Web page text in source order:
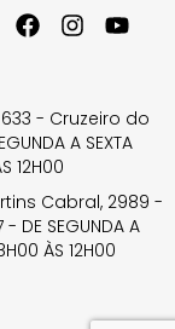
- Cruzeiro do
A SEXTA
12H00
Cabral, 2989 -
SEGUNDA A
ÀS 12H00